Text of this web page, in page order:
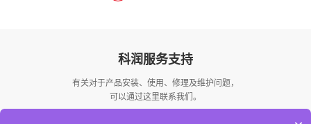
科润服务支持
有关对于产品安装、使用、修理及维护问题，
可以通过这里联系我们。